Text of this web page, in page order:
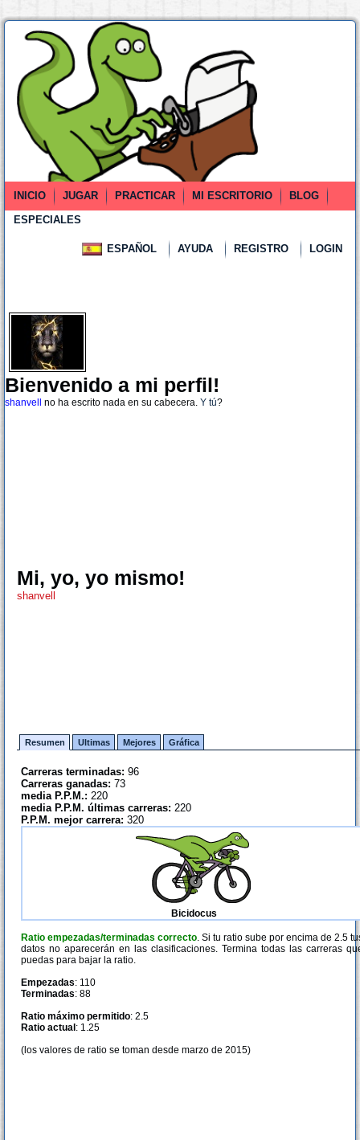
INICIO JUGAR PRACTICAR MI ESCRITORIO
BLOG
ESPECIALES
ESPAÑOL AYUDA REGISTRO LOGIN
Bienvenido a mi perfil!
shanvell no ha escrito nada en su cabecera. Y tú?
Mi, yo, yo mismo!
shanvell
Resumen Ultimas Mejores Gráfica
Carreras terminadas: 96
Carreras ganadas: 73
media P.P.M.: 220
media P.P.M. últimas carreras: 220
P.P.M. mejor carrera: 320
Bicidocus
Ratio empezadas/terminadas correcto. Si tu ratio sube por encima de 2.5
datos no aparecerán en las clasificaciones. Termina todas las carreras
puedas para bajar la ratio.
Empezadas: 110
Terminadas: 88
Ratio máximo permitido: 2.5
Ratio actual : 1.25
(los valores de ratio se toman desde marzo de 2015)